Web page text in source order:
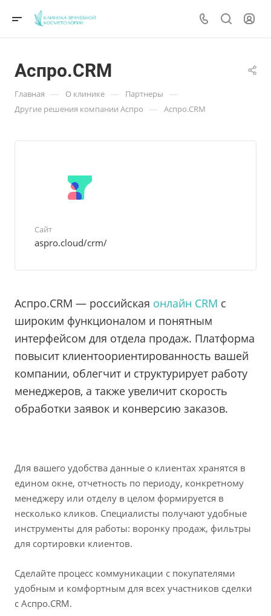
Аспро.CRM
Главная — О клинике — Партнеры —
Другие решения компании Аспро — Аспро.CRM
Сайт
aspro.cloud/crm/
Аспро.CRM — российская онлайн CRM с
широким функционалом и понятным
интерфейсом для отдела продаж. Платформа
повысит клиентоориентированность вашей
компании, облегчит и структурирует работу
менеджеров, а также увеличит скорость
обработки заявок и конверсию заказов.
Для вашего удобства данные о клиентах хранятся в
едином окне, отчетность по периоду, конкретному
менеджеру или отделу в целом формируется в
несколько кликов. Специалисты получают удобные
инструменты для работы: воронку продаж, фильтры
для сортировки клиентов.
Сделайте процесс коммуникации с покупателями
удобным и комфортным для всех участников сделки
с Аспро.CRM.